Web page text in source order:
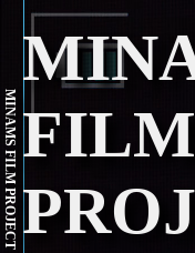
FILM
MINAMS FILM PROJECT